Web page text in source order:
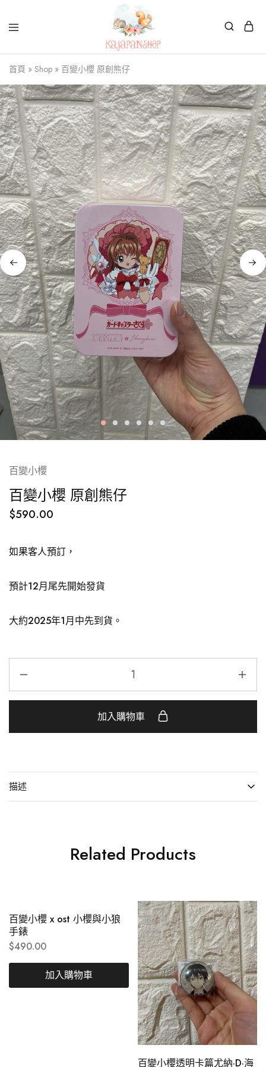
Kajapanshop
日
韓
百
貨
店
首頁 » Shop » 百變小櫻 原創熊仔
百變小櫻
百變小櫻 原創熊仔
$590.00
如果客人預訂，
預計12月尾先開始發貨
大約2025年1月中先到貨。
加入購物車
描述
Related Products
百變小櫻 x ost 小櫻與小狼
手錶
$490.00
加入購物車
百變小櫻透明卡篇尤納·D·海